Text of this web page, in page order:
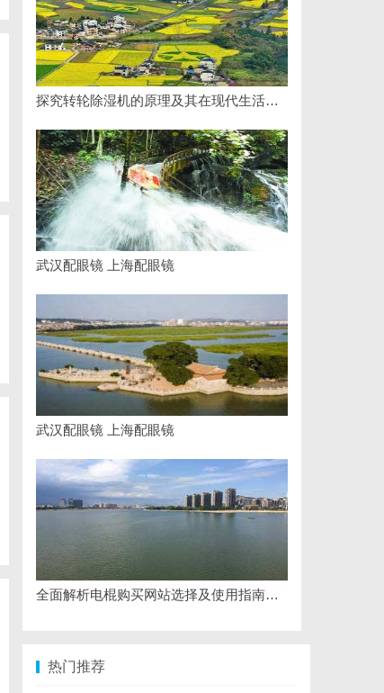
探究转轮除湿机的原理及其在现代生活中的应用优势
武汉配眼镜 上海配眼镜
武汉配眼镜 上海配眼镜
全面解析电棍购买网站选择及使用指南，保障安全与合法性
热门推荐